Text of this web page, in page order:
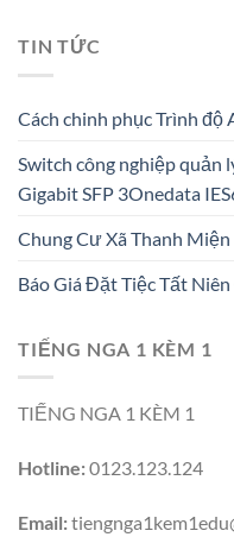
TIN TỨC
Cách chinh phục Trình
Switch công nghiệp quản
Gigabit SFP 3Onedata
Chung Cư Xã Thanh
Báo Giá Đặt Tiệc Tất
TIẾNG NGA 1 KÈM 1
TIẾNG NGA 1 KÈM 1
Hotline:0123.123.124
Email: